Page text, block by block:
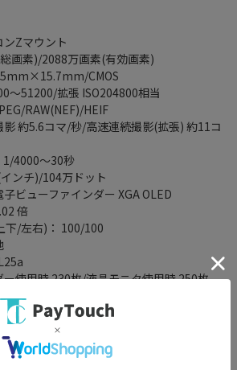
ンZマウント
画素)/2088万画素(有効画素)
CMOS
～51200/拡張 ISO204800相当
RAW(NEF)/HEIF
約5.6コマ/秒/高速連続撮影(拡張) 約11コ
1/4000～30秒
ンチ)/104万ドット
ビューファインダー XGA OLED
倍
下/左右)： 100/100
使用時 230枚/液晶モニタ使用時 250枚
ド/SDHCカード/SDXCカード
ロット